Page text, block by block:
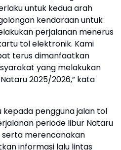
untuk kedua arah
kendaraan untuk
perjalanan menerus
tol elektronik. Kami
terus dimanfaatkan
yang melakukan
2025/2026,” kata
pengguna jalan tol
periode libur Nataru
serta merencanakan
informasi lalu lintas